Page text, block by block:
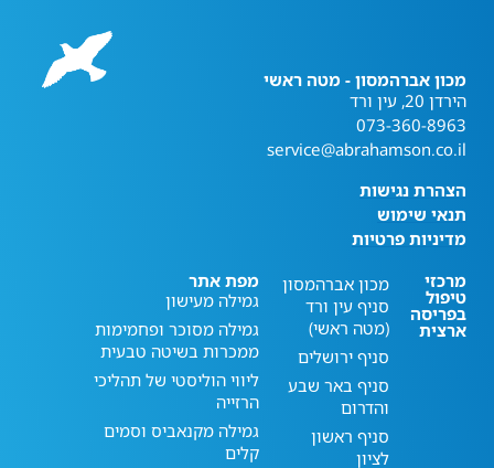
מכון אברהמסון - מטה ראשי
הירדן 20, עין ורד
073-360-8963
service@abrahamson.co.il
הצהרת נגישות
תנאי שימוש
מדיניות פרטיות
מרכזי
טיפול
בפריסה
ארצית
מכון אברהמסון
סניף עין ורד
(מטה ראשי)
סניף ירושלים
סניף באר שבע
והדרום
סניף ראשון
לציון
מפת אתר
גמילה מעישון
גמילה מסוכר ופחמימות
ממכרות בשיטה טבעית
ליווי הוליסטי של תהליכי
הרזייה
גמילה מקנאביס וסמים
קלים